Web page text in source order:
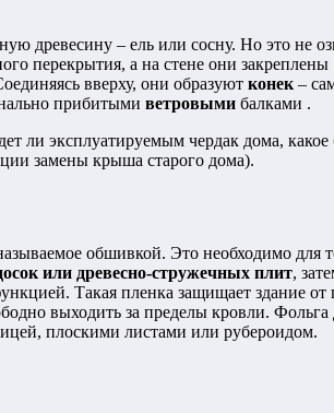
древесину – ель или сосну. Но это не
перекрытия, а на стене они закреплены
вверху, они образуют конек –
прибитыми ветровыми балками .
эксплуатируемым чердак дома, какое
замены крыша старого дома).
обшивкой. Это необходимо для
или древесно-стружечных плит,
Такая пленка защищает здание от
выходить за пределы кровли.
плоскими листами или рубероидом.